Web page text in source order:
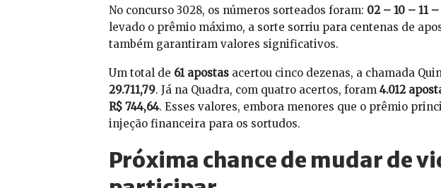
No concurso 3028, os números sorteados foram: 02 – 10 – 11
levado o prêmio máximo, a sorte sorriu para centenas de
também garantiram valores significativos.
Um total de 61 apostasacertou cinco dezenas, a chamada
29.711,79. Já na Quadra, com quatro acertos, foram 4.012
R$ 744,64. Esses valores, embora menores que o prêmio
injeção financeira para os sortudos.
Próxima chance de mudar de